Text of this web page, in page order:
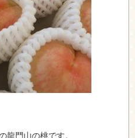
龍門山の桃です。